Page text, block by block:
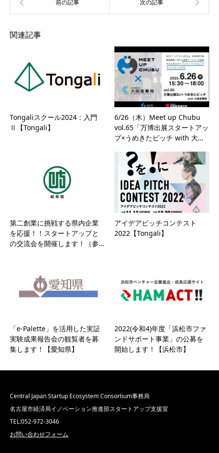
関連記事
Tongaliスクール2024：入門
Ⅱ【Tongali】
6/26（木）Meet up Chubu
vol.65「万博出展スタートアッ
プ×うめきたピッチ with 大…
第二創業に挑戦する県内企業
を応援！！スタートアップと
の交流会を開催します！（参…
アイデアピッチコンテスト
2022【Tongali】
「e-Palette」を活用した実証
実験成果報告会の観覧者を募
集します！【愛知県】
2022(令和4)年度「浜松市ファ
ンドサポート事業」の公募を
開始します！【浜松市】
Central Japan Startup Ecosystem Consortium事務局
名古屋市経済局イノベーション推進部スタートアップ支援室
TEL:052-972-3046
お問い合わせフォーム